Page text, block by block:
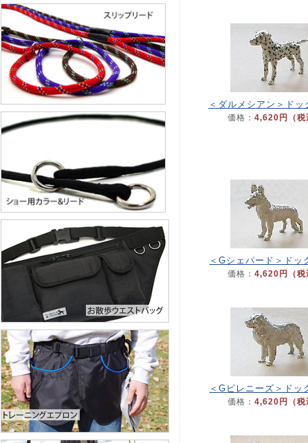
＜ダルメシアン＞ドッ
価格： 4,620円（税
＜Gシェパード＞ドッ
価格： 4,620円（税
＜Gピレニーズ＞ドッ
価格： 4,620円（税